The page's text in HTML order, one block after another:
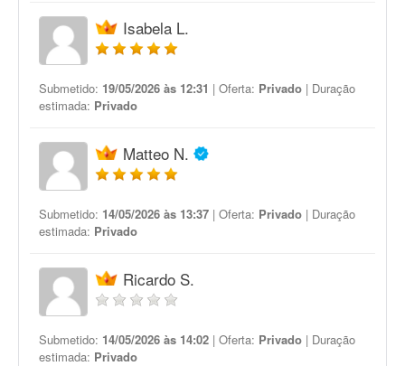
Isabela L.
Submetido: 19/05/2026 às 12:31 | Oferta: Privado | Duração
estimada: Privado
Matteo N.
Submetido: 14/05/2026 às 13:37 | Oferta: Privado | Duração
estimada: Privado
Ricardo S.
Submetido: 14/05/2026 às 14:02 | Oferta: Privado | Duração
estimada: Privado